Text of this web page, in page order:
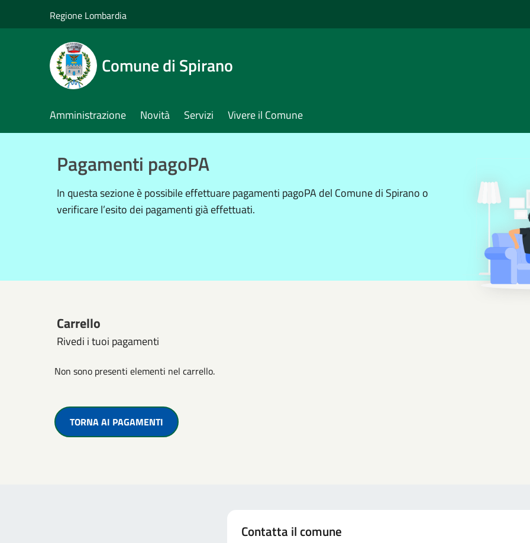
Regione Lombardia
Comune di Spirano
Amministrazione Novità Servizi Vivere il Comune
Pagamenti pagoPA
In questa sezione è possibile effettuare pagamenti pagoPA del Comune di Spirano o
verificare l’esito dei pagamenti già effettuati.
Carrello
Rivedi i tuoi pagamenti
Non sono presenti elementi nel carrello.
TORNA AI PAGAMENTI
Contatta il comune